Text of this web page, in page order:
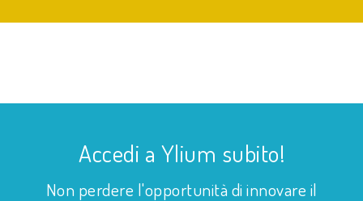
Accedi a Ylium subito!
Non perdere l'opportunità di innovare il